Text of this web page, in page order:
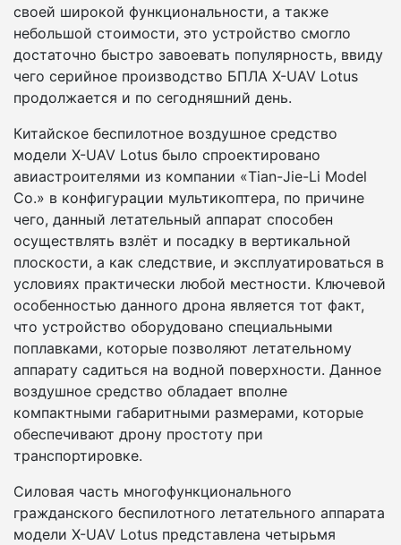
своей широкой функциональности, а также
небольшой стоимости, это устройство смогло
достаточно быстро завоевать популярность, ввиду
чего серийное производство БПЛА X-UAV Lotus
продолжается и по сегодняшний день.
Китайское беспилотное воздушное средство
модели X-UAV Lotus было спроектировано
авиастроителями из компании «Tian-Jie-Li Model
Co.» в конфигурации мультикоптера, по причине
чего, данный летательный аппарат способен
осуществлять взлёт и посадку в вертикальной
плоскости, а как следствие, и эксплуатироваться в
условиях практически любой местности. Ключевой
особенностью данного дрона является тот факт,
что устройство оборудовано специальными
поплавками, которые позволяют летательному
аппарату садиться на водной поверхности. Данное
воздушное средство обладает вполне
компактными габаритными размерами, которые
обеспечивают дрону простоту при
транспортировке.
Силовая часть многофункционального
гражданского беспилотного летательного аппарата
модели X-UAV Lotus представлена четырьмя